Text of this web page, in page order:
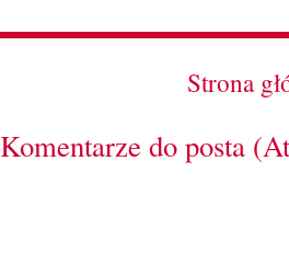
Strona
Komentarze do posta